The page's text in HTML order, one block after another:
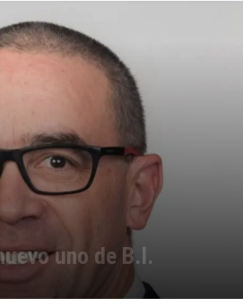
uno de B.I.